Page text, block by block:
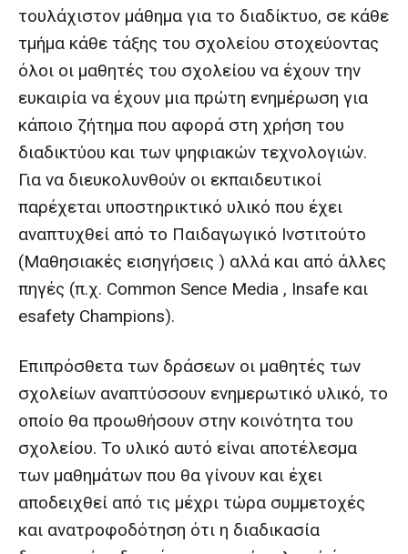
τουλάχιστον μάθημα για το διαδίκτυο, σε κάθε
τμήμα κάθε τάξης του σχολείου στοχεύοντας
όλοι οι μαθητές του σχολείου να έχουν την
ευκαιρία να έχουν μια πρώτη ενημέρωση για
κάποιο ζήτημα που αφορά στη χρήση του
διαδικτύου και των ψηφιακών τεχνολογιών.
Για να διευκολυνθούν οι εκπαιδευτικοί
παρέχεται υποστηρικτικό υλικό που έχει
αναπτυχθεί από το Παιδαγωγικό Ινστιτούτο
(Μαθησιακές εισηγήσεις ) αλλά και από άλλες
πηγές (π.χ. Common Sence Media , Insafe και
esafety Champions).
Επιπρόσθετα των δράσεων οι μαθητές των
σχολείων αναπτύσσουν ενημερωτικό υλικό, το
οποίο θα προωθήσουν στην κοινότητα του
σχολείου. Το υλικό αυτό είναι αποτέλεσμα
των μαθημάτων που θα γίνουν και έχει
αποδειχθεί από τις μέχρι τώρα συμμετοχές
και ανατροφοδότηση ότι η διαδικασία